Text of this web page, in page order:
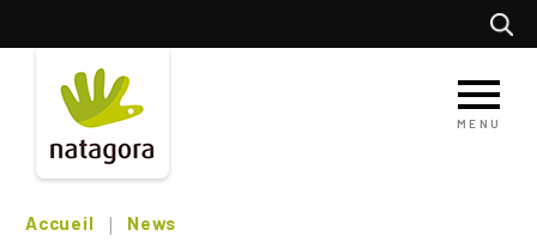
principal
MENU
Accueil
News